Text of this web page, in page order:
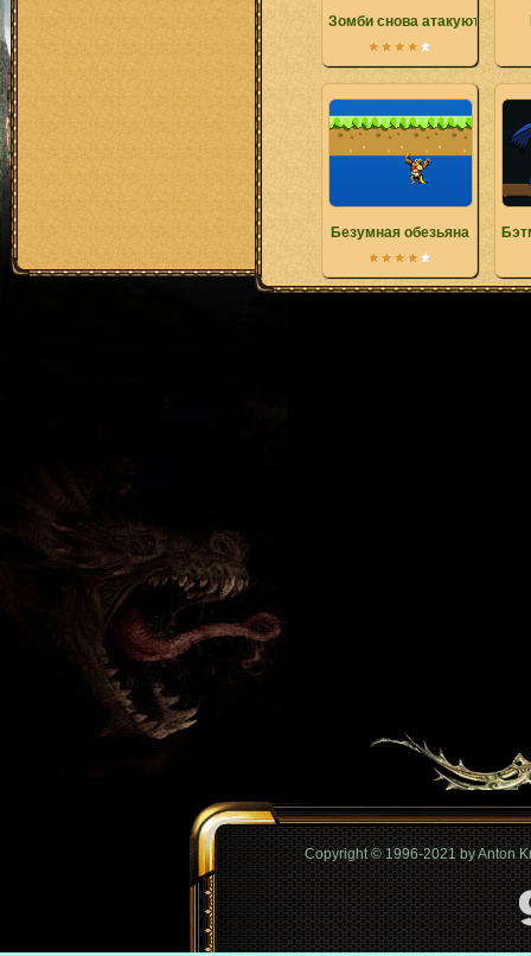
Зомби снова атакуют
Безумная обезьяна
Copyright © 1996-2021 by Anton